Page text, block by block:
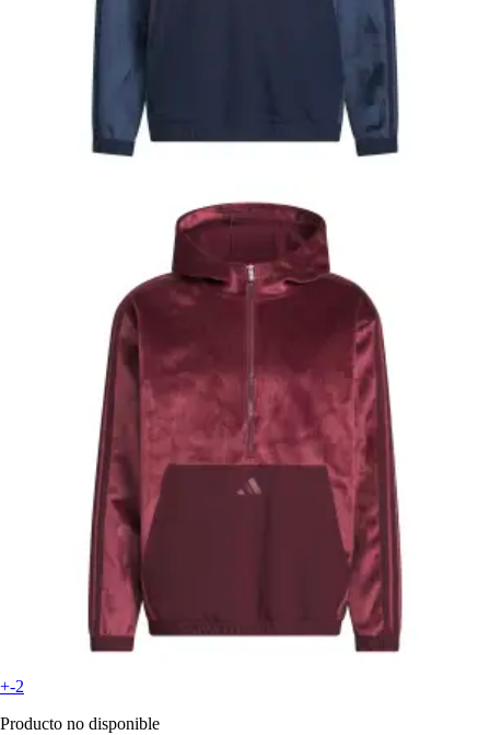
+-2
Producto no disponible